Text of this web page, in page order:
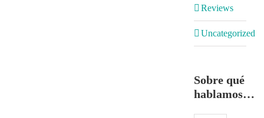
Reviews
Uncategorized
Sobre qué
hablamos…